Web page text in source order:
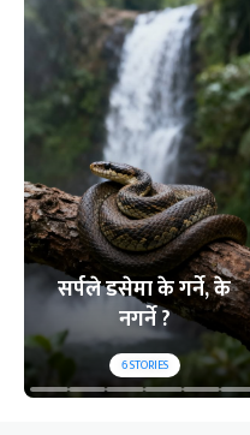
सर्पले डसेमा के गर्ने, के
नगर्ने ?
6STORIES